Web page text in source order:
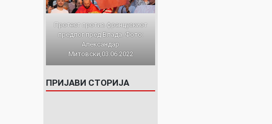
Протест против францускиот
предлог пред Влада. Фото:
Александар
Митовски,03.06.2022
ПРИЈАВИ СТОРИЈА